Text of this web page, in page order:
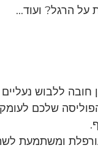
הרגל? ועוד...
ללבוש נעליים
שלכם
ומשתמעת